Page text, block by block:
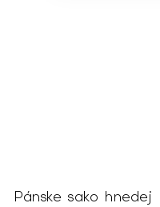
Pánske sako hnedej